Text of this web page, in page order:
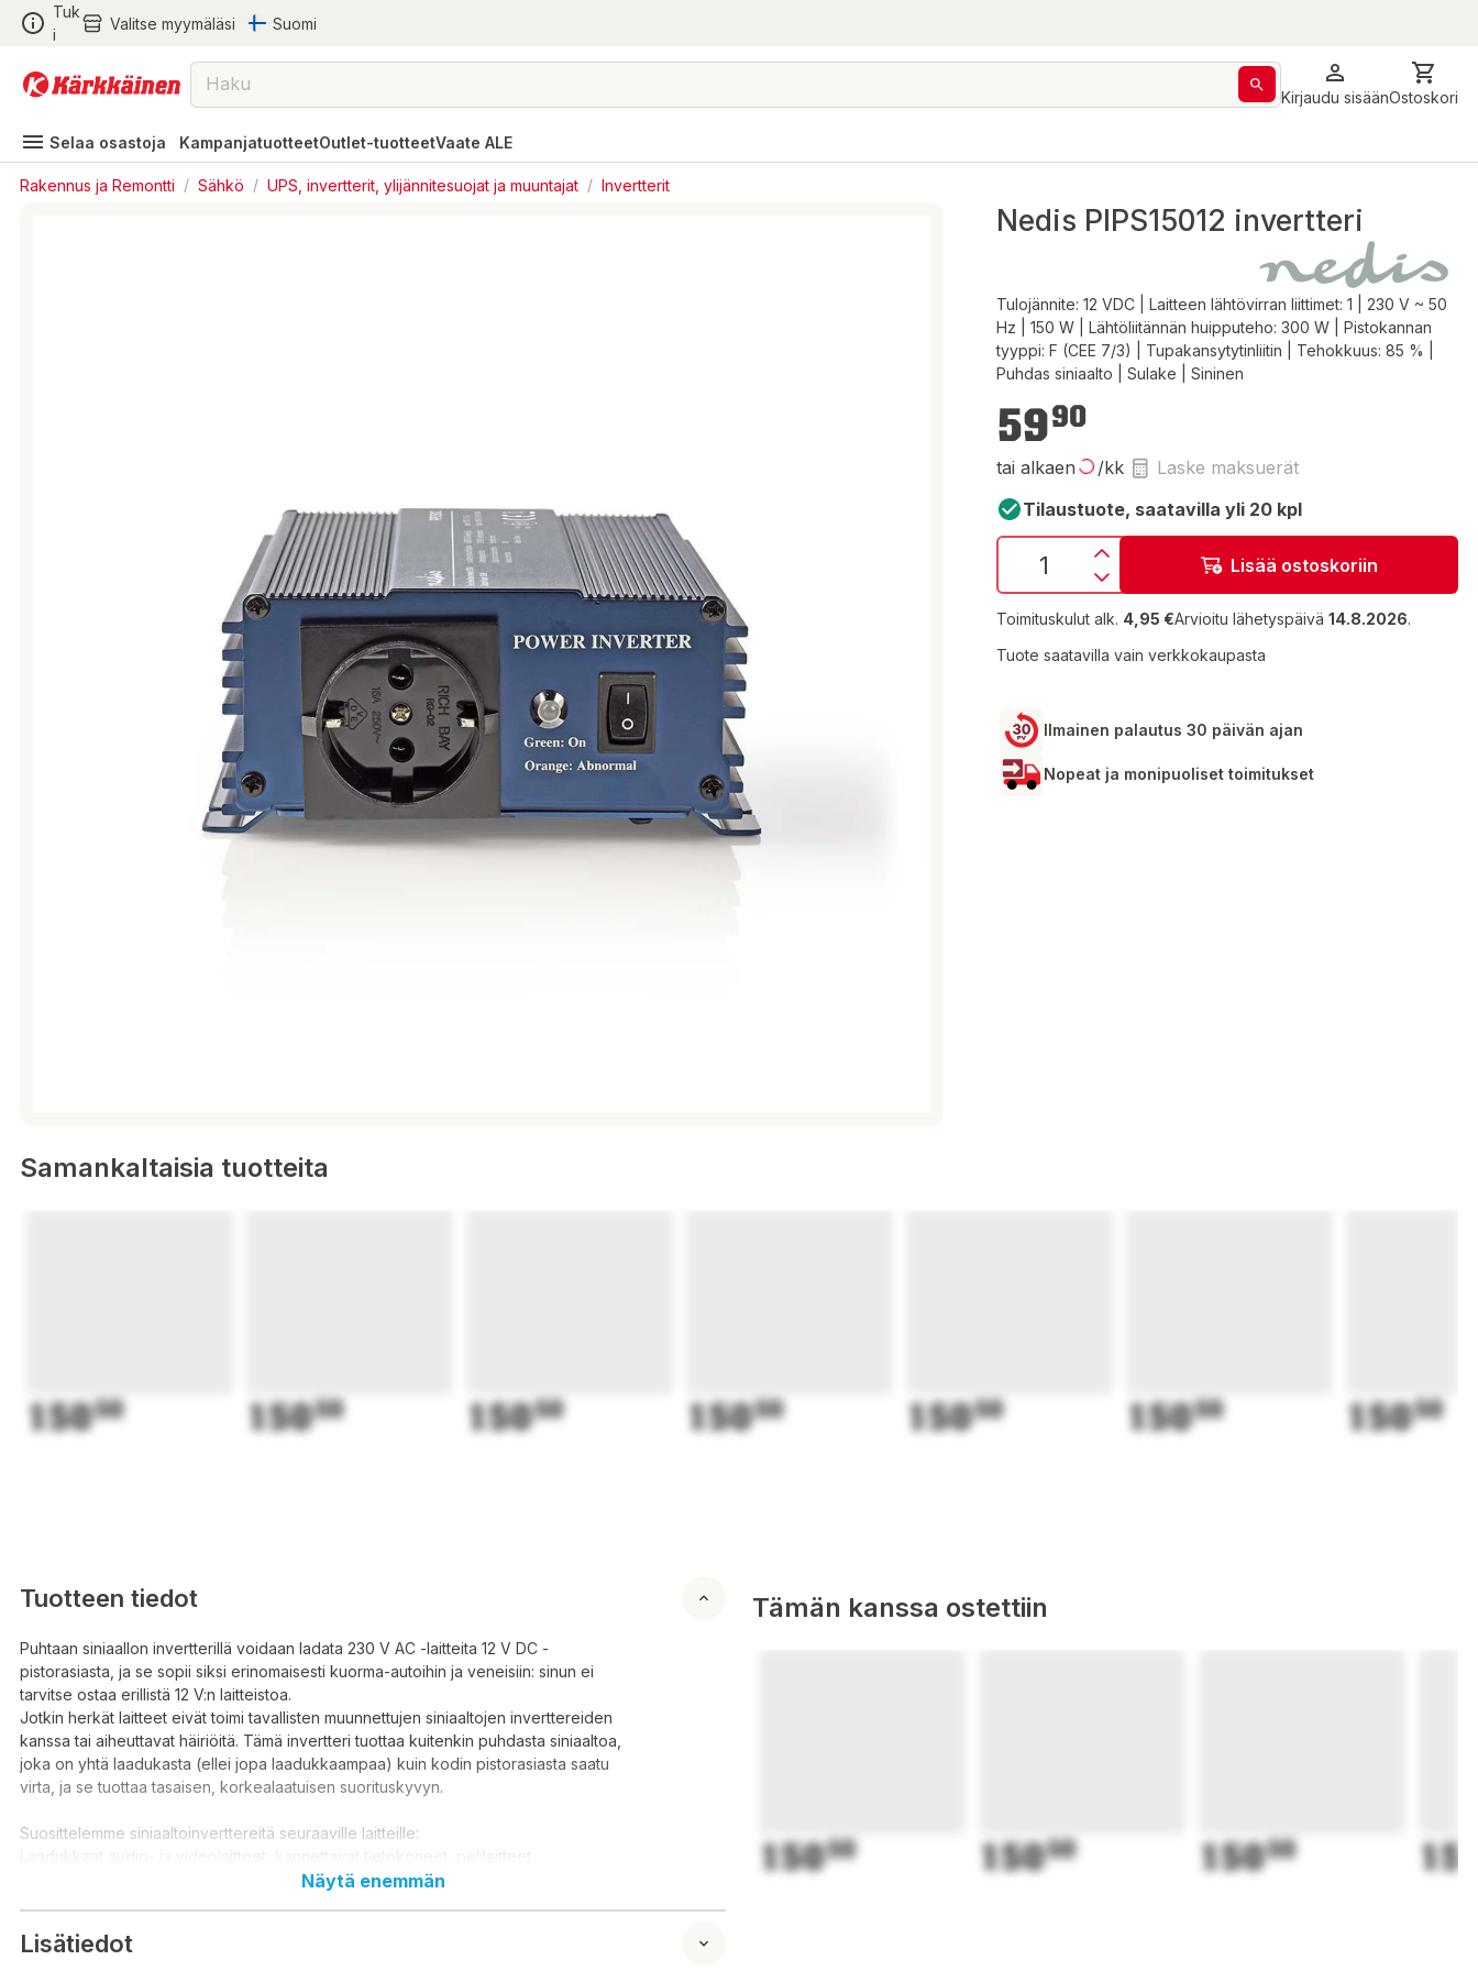
Tuk
i
Valitse myymäläsi Suomi
Kirjaudu sisäänOstoskori
Selaa osastoja KampanjatuotteetOutlet-tuotteetVaate ALE
Rakennus ja Remontti / Sähkö / UPS, invertterit, ylijännitesuojat ja muuntajat / Invertterit
Nedis PIPS15012 invertteri
Tulojännite: 12 VDC | Laitteen lähtövirran liittimet: 1 | 230 V ~ 50
Hz | 150 W | Lähtöliitännän huipputeho: 300 W | Pistokannan
tyyppi: F (CEE 7/3) | Tupakansytytinliitin | Tehokkuus: 85 % |
Puhdas siniaalto | Sulake | Sininen
5990
tai alkaen /kk
Laske maksuerät
Tilaustuote, saatavilla yli 20 kpl
Lisää ostoskoriin
Toimituskulut alk. 4,95 €Arvioitu lähetyspäivä 14.8.2026.
Tuote saatavilla vain verkkokaupasta
Ilmainen palautus 30 päivän ajan
Nopeat ja monipuoliset toimitukset
Samankaltaisia tuotteita
15050 15050 15050 15050 15050 15050 15050
Tuotteen tiedot
Puhtaan siniaallon invertterillä voidaan ladata 230 V AC -laitteita 12 V DC -
pistorasiasta, ja se sopii siksi erinomaisesti kuorma-autoihin ja veneisiin: sinun ei
tarvitse ostaa erillistä 12 V:n laitteistoa.
Jotkin herkät laitteet eivät toimi tavallisten muunnettujen siniaaltojen inverttereiden
kanssa tai aiheuttavat häiriöitä. Tämä invertteri tuottaa kuitenkin puhdasta siniaaltoa,
joka on yhtä laadukasta (ellei jopa laadukkaampaa) kuin kodin pistorasiasta saatu
virta, ja se tuottaa tasaisen, korkealaatuisen suorituskyvyn.
Suosittelemme siniaaltoinverttereitä seuraaville laitteille:
Laadukkaat audio- ja videolaitteet, kannettavat tietokoneet, pelilaitteet,
langattomien työkalujen laturit, keittiölaitteet, useilla nopeusasteilla varustetut
Näytä enemmän
Lisätiedot
Tämän kanssa ostettiin
15050 15050 15050